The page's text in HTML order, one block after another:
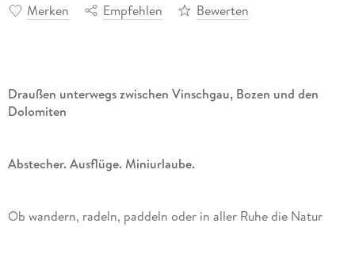
Merken Empfehlen Bewerten
Draußen unterwegs zwischen Vinschgau, Bozen und den
Dolomiten
Abstecher. Ausflüge. Miniurlaube.
Ob wandern, radeln, paddeln oder in aller Ruhe die Natur